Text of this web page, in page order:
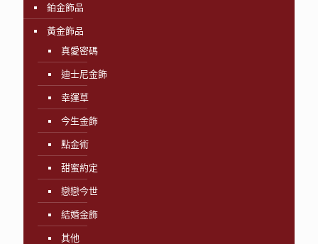
鉑金飾品
黃金飾品
真愛密碼
迪士尼金飾
幸運草
今生金飾
點金術
甜蜜約定
戀戀今世
結婚金飾
其他